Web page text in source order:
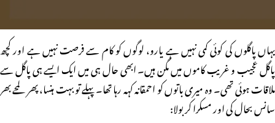
یہاں پاگلوں کی کوئی کمی نہیں ہے یارو، لوگوں کو کام سے فرصت نہیں ہے اور کچھ
پاگل عجیب و غریب کاموں میں مگن ہیں۔ ابھی حال ہی میں ایک ایسے ہی پاگل سے
ملاقات ہوئی تھی۔ وہ میری باتوں کو احمقانہ کہہ رہا تھا۔ پہلے تو بہت ہنسا، پھر لمحے بھر
سانس بحال کی اور مسکرا کر بولا: